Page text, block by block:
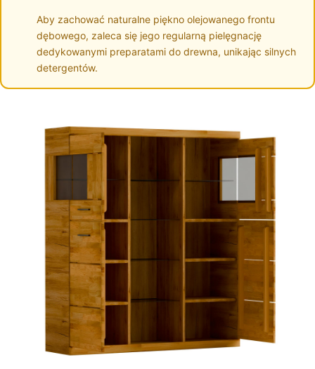
Aby zachować naturalne piękno olejowanego frontu
dębowego, zaleca się jego regularną pielęgnację
dedykowanymi preparatami do drewna, unikając silnych
detergentów.